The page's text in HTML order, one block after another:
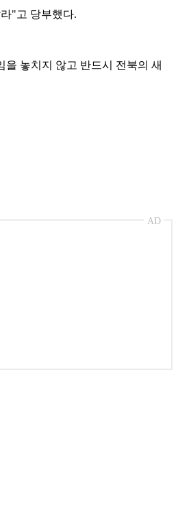
"고 당부했다.
놓치지 않고 반드시 전북의 새
AD